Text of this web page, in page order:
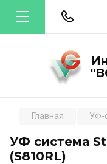
Главная УФ-
УФ система
(S810RL)